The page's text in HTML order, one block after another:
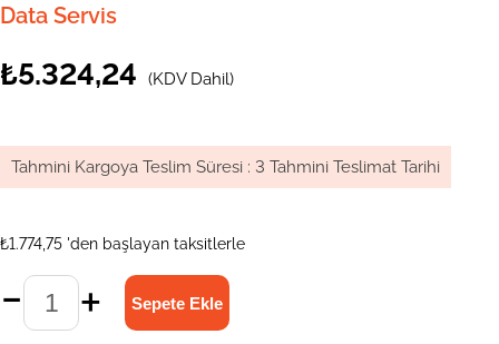
Data Servis
₺5.324,24 (KDV Dahil)
Tahmini Kargoya Teslim Süresi : 3 Tahmini Teslimat Tarihi
₺1.774,75 'den başlayan taksitlerle